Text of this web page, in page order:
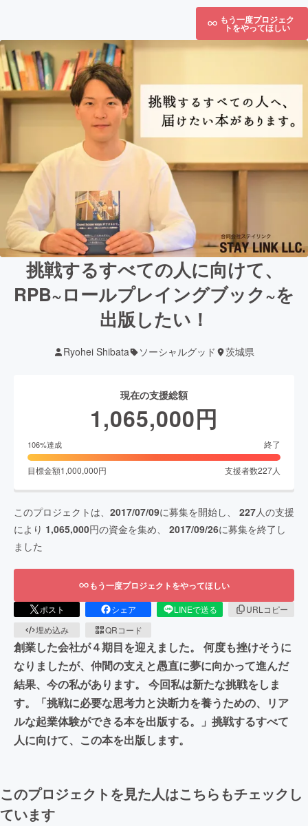
もう一度プロジェク
トをやってほしい
挑戦するすべての人に向けて、
RPB~ロールプレイングブック~を
出版したい！
Ryohei Shibata ソーシャルグッド 茨城県
現在の支援総額
1,065,000円
106%達成 終了
目標金額1,000,000円 支援者数227人
このプロジェクトは、 2017/07/09に募集を開始し、 227人の支援
により 1,065,000円の資金を集め、 2017/09/26に募集を終了し
ました
もう一度プロジェクトをやってほしい
ポスト シェア LINEで送る
URLコピー
埋め込み
QRコード
創業した会社が４期目を迎えました。 何度も挫けそうに
なりましたが、仲間の支えと愚直に夢に向かって進んだ
結果、今の私があります。 今回私は新たな挑戦をしま
す。「挑戦に必要な思考力と決断力を養うための、リア
ルな起業体験ができる本を出版する。」挑戦するすべて
人に向けて、この本を出版します。
このプロジェクトを見た人はこちらもチェックし
ています